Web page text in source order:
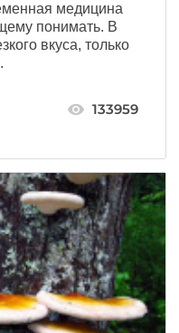
медицина
понимать. В
вкуса, только
133959